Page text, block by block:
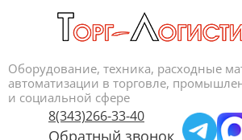
Оборудование, техника, расходные
автоматизации в торговле,
и социальной сфере
8(343)266-33-40
Обратный звонок